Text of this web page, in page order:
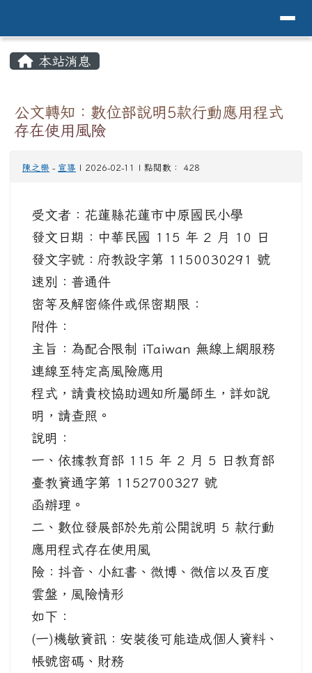
花蓮縣花蓮市中原國小全球資訊
本站消息
公文轉知：數位部說明5款行動應用程式
存在使用風險
陳之樂 - 宣導 | 2026-02-11 | 點閱數： 428
受文者：花蓮縣花蓮市中原國民小學
發文日期：中華民國 115 年 2 月 10 日
發文字號：府教設字第 1150030291 號
速別：普通件
密等及解密條件或保密期限：
附件：
主旨：為配合限制 iTaiwan 無線上網服務
連線至特定高風險應用
程式，請貴校協助週知所屬師生，詳如說
明，請查照。
說明：
一、依據教育部 115 年 2 月 5 日教育部
臺教資通字第 1152700327 號
函辦理。
二、數位發展部於先前公開說明 5 款行動
應用程式存在使用風
險：抖音、小紅書、微博、微信以及百度
雲盤，風險情形
如下：
(一)機敏資訊：安裝後可能造成個人資料、
帳號密碼、財務